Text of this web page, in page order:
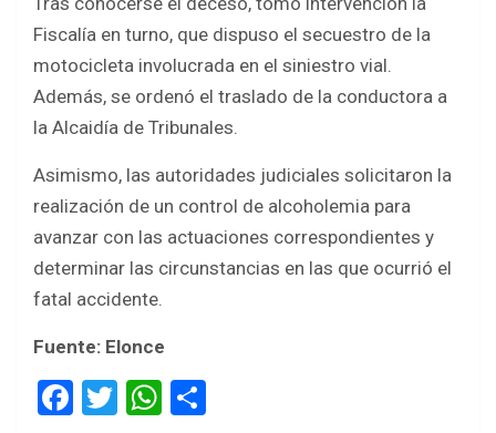
Fiscalía en turno, que dispuso el secuestro de la
motocicleta involucrada en el siniestro vial.
Además, se ordenó el traslado de la conductora a
la Alcaidía de Tribunales.
Asimismo, las autoridades judiciales solicitaron la
realización de un control de alcoholemia para
avanzar con las actuaciones correspondientes y
determinar las circunstancias en las que ocurrió el
fatal accidente.
Fuente: Elonce
F
T
W